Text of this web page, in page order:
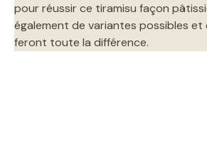
pour réussir ce tiramisu façon
également de variantes possibles et
feront toute la différence.